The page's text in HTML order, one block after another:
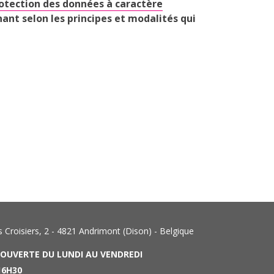
des données à caractère
selon les principes et modalités qui
Croisiers, 2 - 4821 Andrimont (Dison) - Belgique
DU LUNDI AU VENDREDI